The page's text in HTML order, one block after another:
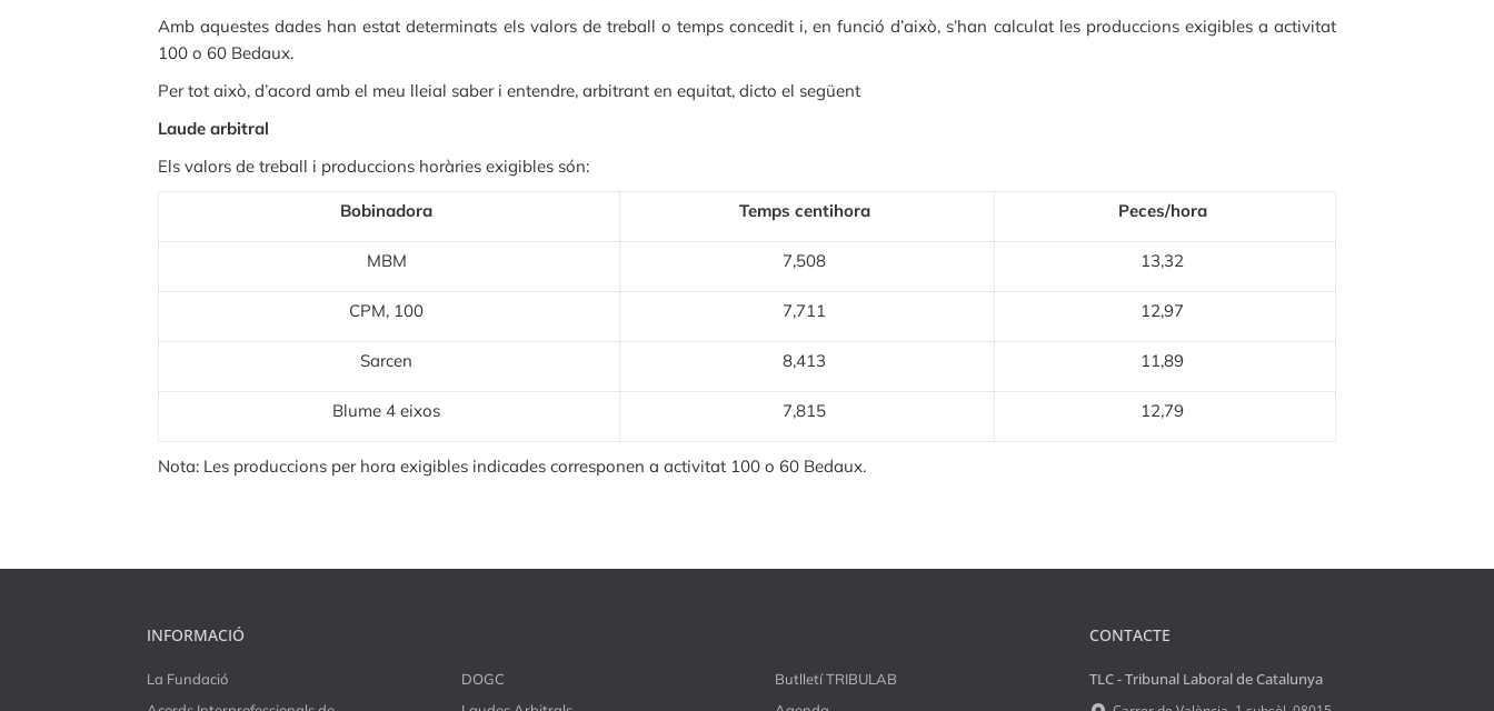
Amb aquestes dades han estat determinats els valors de treball o temps concedit i, en funció d’això, s’han calculat les produccions exigibles a activitat
100 o 60 Bedaux.
Per tot això, d’acord amb el meu lleial saber i entendre, arbitrant en equitat, dicto el següent
Laude arbitral
Els valors de treball i produccions horàries exigibles són:
Bobinadora Temps centihora Peces/hora
MBM 7,508 13,32
CPM, 100 7,711 12,97
Sarcen 8,413 11,89
Blume 4 eixos 7,815 12,79
Nota: Les produccions per hora exigibles indicades corresponen a activitat 100 o 60 Bedaux.
INFORMACIÓ
La Fundació
DOGC
Butlletí TRIBULAB
CONTACTE
TLC - Tribunal Laboral de Catalunya